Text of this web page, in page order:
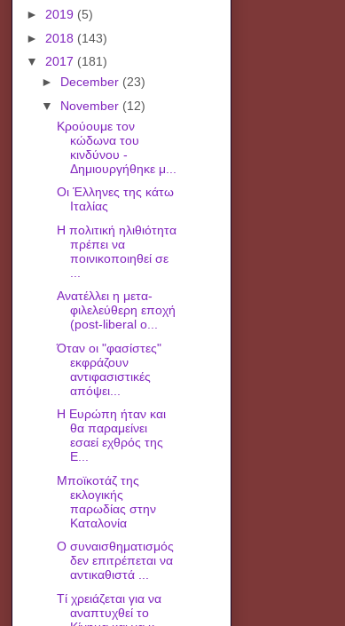
► 2019 (5)
► 2018 (143)
▼ 2017 (181)
► December (23)
▼ November (12)
Κρούουμε τον
κώδωνα του
κινδύνου -
Δημιουργήθηκε μ...
Οι Έλληνες της κάτω
Ιταλίας
Η πολιτική ηλιθιότητα
πρέπει να
ποινικοποιηθεί σε
Ανατέλλει η μετα-
φιλελεύθερη εποχή
(post-liberal o...
Όταν οι "φασίστες"
εκφράζουν
αντιφασιστικές
απόψει...
Η Ευρώπη ήταν και
θα παραμείνει
εσαεί εχθρός της
Ε...
Μποϊκοτάζ της
εκλογικής
παρωδίας στην
Καταλονία
Ο συναισθηματισμός
δεν επιτρέπεται να
αντικαθιστά ...
Τί χρειάζεται για να
αναπτυχθεί το